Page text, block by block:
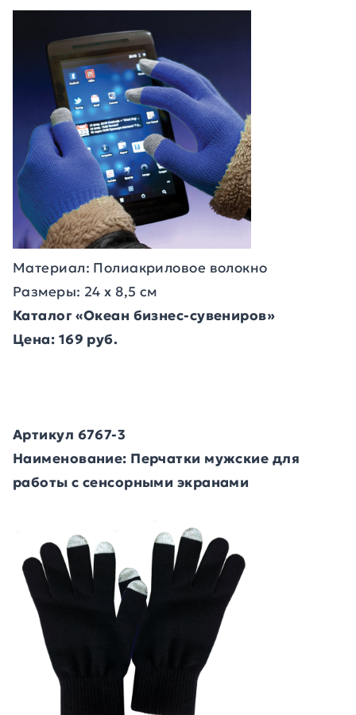
Материал: Полиакриловое волокно
Размеры: 24 х 8,5 см
Каталог «Океан бизнес-сувениров»
Цена: 169 руб.
Артикул 6767-3
Наименование: Перчатки мужские для
работы с сенсорными экранами